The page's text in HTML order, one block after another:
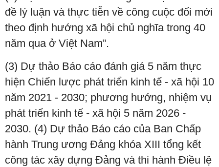
đề lý luận và thực tiễn về công cuộc đổi mới
theo định hướng xã hội chủ nghĩa trong 40
năm qua ở Việt Nam”.
(3) Dự thảo Báo cáo đánh giá 5 năm thực
hiện Chiến lược phát triển kinh tế - xã hội 10
năm 2021 - 2030; phương hướng, nhiệm vụ
phát triển kinh tế - xã hội 5 năm 2026 -
2030. (4) Dự thảo Báo cáo của Ban Chấp
hành Trung ương Đảng khóa XIII tổng kết
công tác xây dựng Đảng và thi hành Điều lệ